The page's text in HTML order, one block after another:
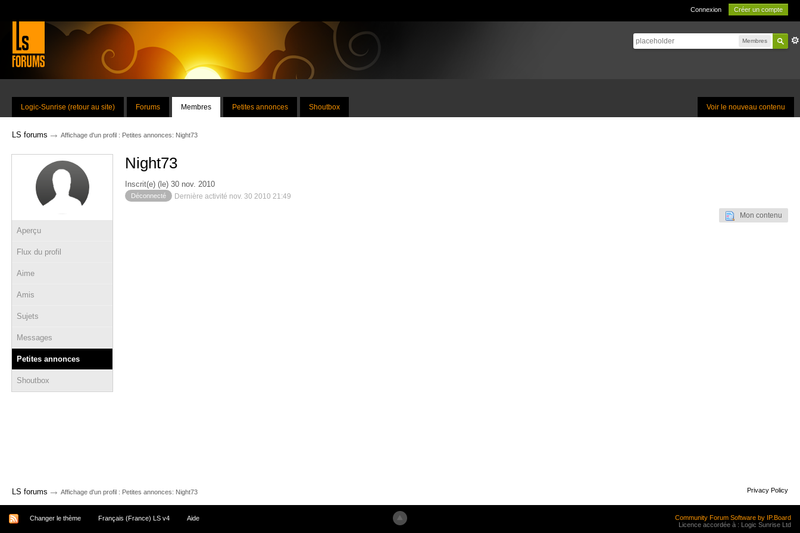
Connexion Créer un compte
Membres
Voir le nouveau contenu
Logic-Sunrise (retour au site) Forums Membres Petites annonces Shoutbox
LS forums → Affichage d'un profil : Petites annonces: Night73
Aperçu
Flux du profil
Aime
Amis
Sujets
Messages
Petites annonces
Shoutbox
Night73
Inscrit(e) (le) 30 nov. 2010
Déconnecté Dernière activité nov. 30 2010 21:49
Mon contenu
LS forums → Affichage d'un profil : Petites annonces: Night73 Privacy Policy
Changer le thème Français (France) LS v4 Aide
Community Forum Software by IP.Board
Licence accordée à : Logic Sunrise Ltd